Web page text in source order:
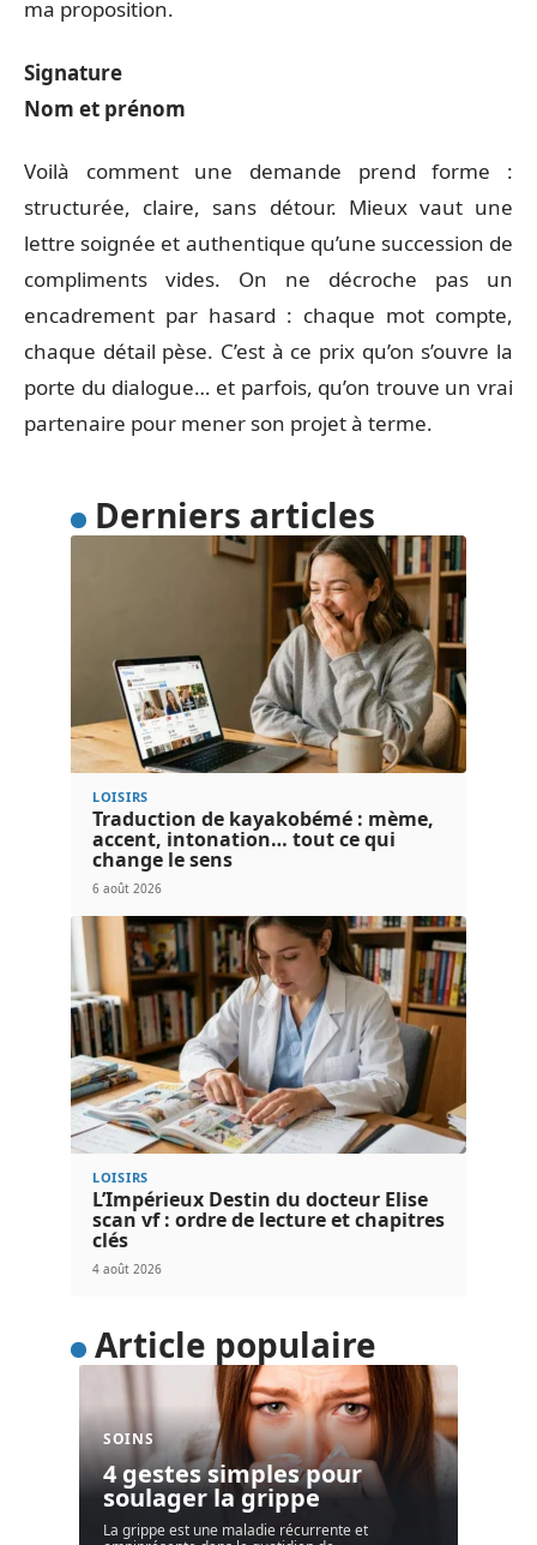
ma proposition.
Signature
Nom et prénom
Voilà comment une demande prend forme :
structurée, claire, sans détour. Mieux vaut une
lettre soignée et authentique qu’une succession de
compliments vides. On ne décroche pas un
encadrement par hasard : chaque mot compte,
chaque détail pèse. C’est à ce prix qu’on s’ouvre la
porte du dialogue… et parfois, qu’on trouve un vrai
partenaire pour mener son projet à terme.
Derniers articles
LOISIRS
Traduction de kayakobémé : mème,
accent, intonation… tout ce qui
change le sens
6 août 2026
LOISIRS
L’Impérieux Destin du docteur Elise
scan vf : ordre de lecture et chapitres
clés
4 août 2026
Article populaire
SOINS
4 gestes simples pour
soulager la grippe
La grippe est une maladie récurrente et